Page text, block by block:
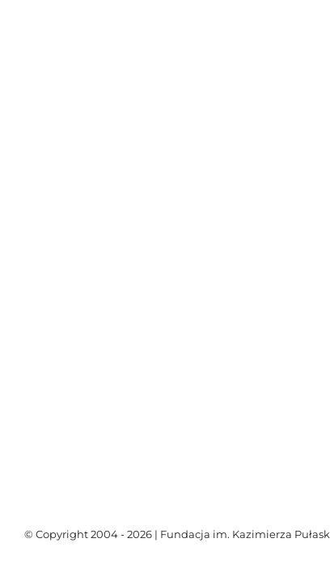
© Copyright 2004 - 2026 | Fundacja im. Kazimierza